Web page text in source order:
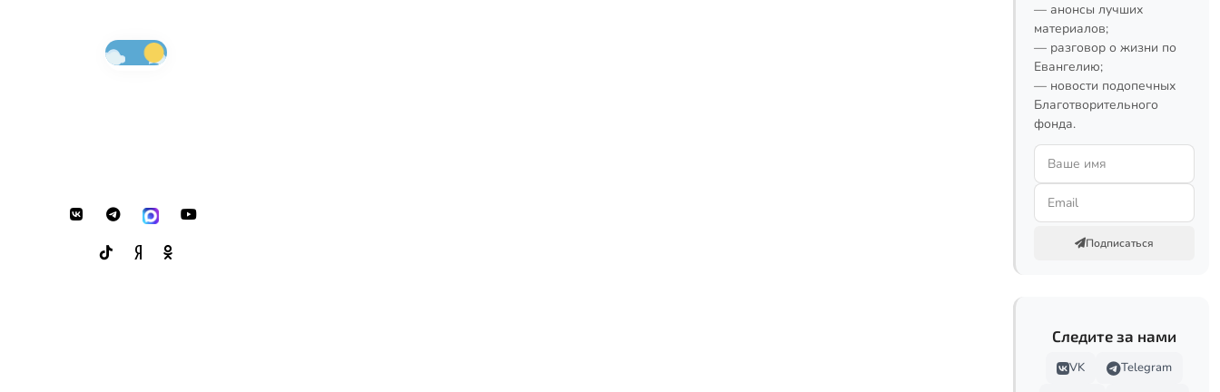
— анонсы лучших
материалов;
— разговор о жизни по
Евангелию;
— новости подопечных
Благотворительного
фонда.
Подписаться
Следите за нами
VK
Telegram